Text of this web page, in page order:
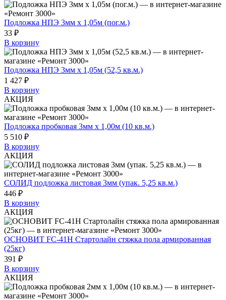
Подложка НПЭ 3мм х 1,05м (пог.м.)
33 ₽
В корзину
Подложка НПЭ 3мм х 1,05м (52,5 кв.м.)
1 427 ₽
В корзину
АКЦИЯ
Подложка пробковая 3мм х 1,00м (10 кв.м.)
5 510 ₽
В корзину
АКЦИЯ
СОЛИД подложка листовая 3мм (упак. 5,25 кв.м.)
446 ₽
В корзину
АКЦИЯ
ОСНОВИТ FC-41H Стартолайн стяжка пола армированная
(25кг)
391 ₽
В корзину
АКЦИЯ